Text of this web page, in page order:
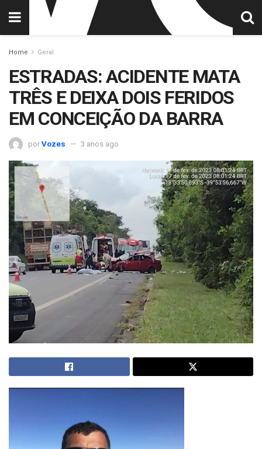
Home Geral
ESTRADAS: ACIDENTE MATA
TRÊS E DEIXA DOIS FERIDOS
EM CONCEIÇÃO DA BARRA
por Vozes 3 anos ago